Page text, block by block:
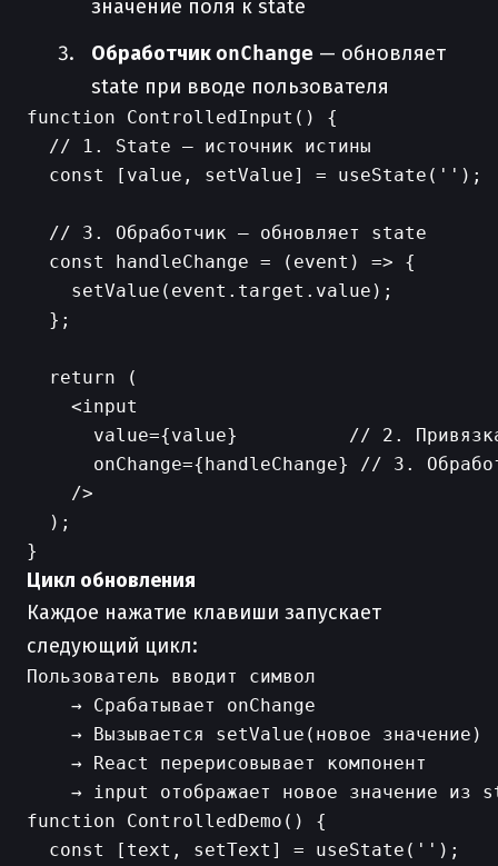
значение поля к state
ОбработчикonChange — обновляет
state при вводе пользователя
function ControlledInput() {
  // 1. State — источник истины
  const [value, setValue] = useState('');
  // 3. Обработчик — обновляет state
  const handleChange = (event) => {
    setValue(event.target.value);
  };
  return (
    <input
value={value}          // 2.
onChange={handleChange} // 3.
    />
  );
Цикл обновления
Каждое нажатие клавиши запускает
следующий цикл:
Пользователь вводит символ
    → Срабатывает onChange
    → Вызывается setValue(новое значение)
    → React перерисовывает компонент
function ControlledDemo() {
  const [text, setText] = useState('');